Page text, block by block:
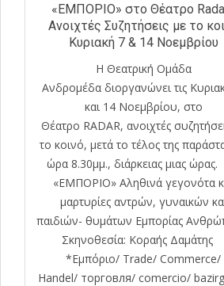
«ΕΜΠΟΡΙΟ» στο Θέατρο
Ανοιχτές Συζητήσεις με το
Κυριακή 7 & 14 Νοεμβρίου
Η Θεατρική Ομάδα
Ανδρομέδα διοργανώνει τις
και 14 Νοεμβρίου, στο
Θέατρο RADAR, ανοιχτές
το κοινό, μετά το τέλος της
ώρα 8.30μμ., διάρκειας μιας
«ΕΜΠΟΡΙΟ» Αληθινά γεγονότα
μαρτυρίες αντρών, γυναικών
παιδιών- θυμάτων Εμπορίας
Σκηνοθεσία: Κοραής Δαμάτης
*Εμπόριο/ Trade/ Commerce/
Handel/ торговля/ comercio/